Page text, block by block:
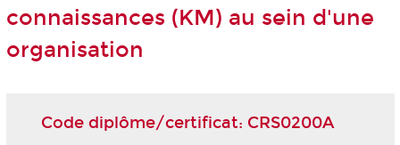
connaissances (KM) au sein d'une
organisation
Code diplôme/certificat: CRS0200A